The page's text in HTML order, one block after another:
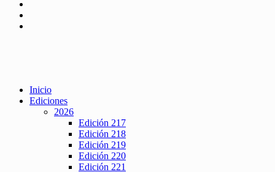
Inicio
Ediciones
2026
Edición 217
Edición 218
Edición 219
Edición 220
Edición 221